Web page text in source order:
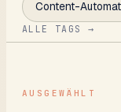
Content-
ALLE TAGS →
AUSGEWÄHLT